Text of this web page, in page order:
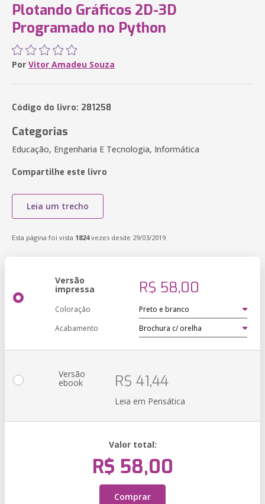
Plotando Gráficos 2D-3D
Programado no Python
Por Vitor Amadeu Souza
Código do livro: 281258
Categorias
Educação, Engenharia E Tecnologia, Informática
Compartilhe este livro
Leia um trecho
Esta página foi vista 1824vezes desde 29/03/2019
Versão
impressa R$ 58,00
Coloração
Acabamento
Versão
ebook R$ 41,44
Leia em Pensática
Valor total:
R$ 58,00
Comprar